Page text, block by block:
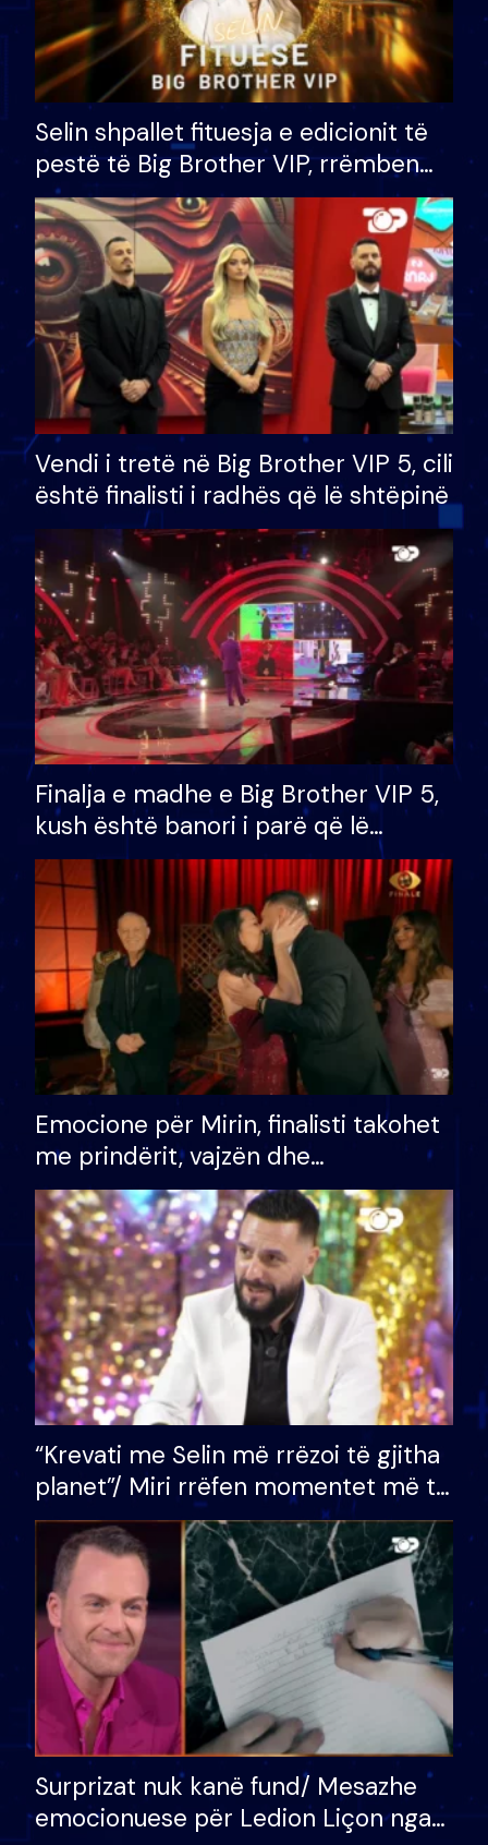
Selin shpallet fituesja e edicionit të
pestë të Big Brother VIP, rrëmben
çmimin e madh prej 100 mijë eurosh
Vendi i tretë në Big Brother VIP 5, cili
është finalisti i radhës që lë shtëpinë
Finalja e madhe e Big Brother VIP 5,
kush është banori i parë që lë
shtëpinë dhe humb mundësinë për
të fituar çmimin e madh
Emocione për Mirin, finalisti takohet
me prindërit, vajzën dhe
bashkëshorten: S’kemi ndonjë letër
divorci apo jo?
“Krevati me Selin më rrëzoi të gjitha
planet”/ Miri rrëfen momentet më të
bukura në shtëpinë e BB VIP: Do më
mungojë zilja e mëngjesit kur…
Surprizat nuk kanë fund/ Mesazhe
emocionuese për Ledion Liçon nga